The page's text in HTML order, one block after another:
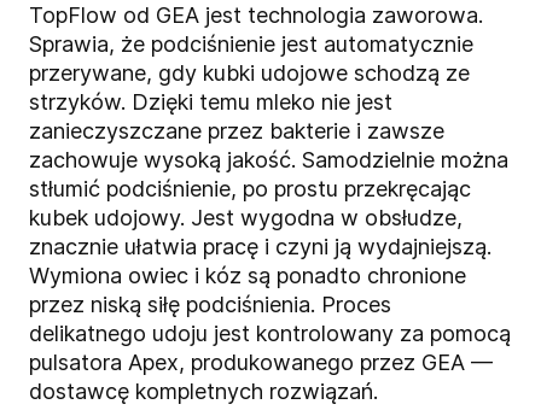
TopFlow od GEA jest technologia zaworowa.
Sprawia, że podciśnienie jest automatycznie
przerywane, gdy kubki udojowe schodzą ze
strzyków. Dzięki temu mleko nie jest
zanieczyszczane przez bakterie i zawsze
zachowuje wysoką jakość. Samodzielnie można
stłumić podciśnienie, po prostu przekręcając
kubek udojowy. Jest wygodna w obsłudze,
znacznie ułatwia pracę i czyni ją wydajniejszą.
Wymiona owiec i kóz są ponadto chronione
przez niską siłę podciśnienia. Proces
delikatnego udoju jest kontrolowany za pomocą
pulsatora Apex, produkowanego przez GEA —
dostawcę kompletnych rozwiązań.